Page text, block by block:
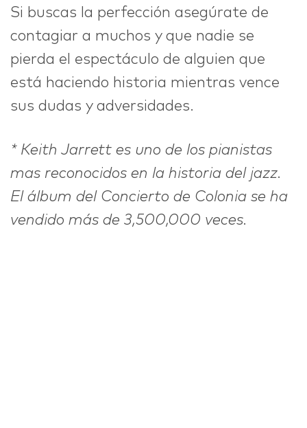
Si buscas la perfección asegúrate de
contagiar a muchos y que nadie se
pierda el espectáculo de alguien que
está haciendo historia mientras vence
sus dudas y adversidades.
* Keith Jarrett es uno de los pianistas
mas reconocidos en la historia del jazz.
El álbum del Concierto de Colonia se ha
vendido más de 3,500,000 veces.